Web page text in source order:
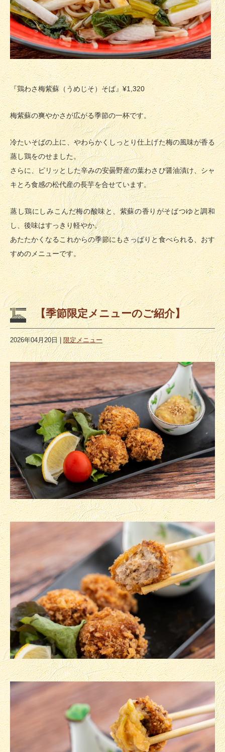
『鶏わさ梅紫蘇（うめじそ）そば』¥1,320
梅紫蘇の爽やかさが広がる季節の一杯です。
冷たいそばの上に、やわらかくしっとり仕上げた梅の風味が香る
蒸し鶏をのせました。
さらに、ピリッとした辛みの安曇野産の葉わさび醤油漬け、シャ
キとろ食感の松代産の長芋を合せています。
蒸し鶏にしみこんだ梅の酸味と、紫蘇の香りがそばつゆと調和
し、後味はすっきり軽やか。
あたたかくなるこれからの季節にもさっぱりと食べられる、おす
すめのメニューです。
【季節限定メニューのご紹介】
2026年04月20日| 限定メニュー